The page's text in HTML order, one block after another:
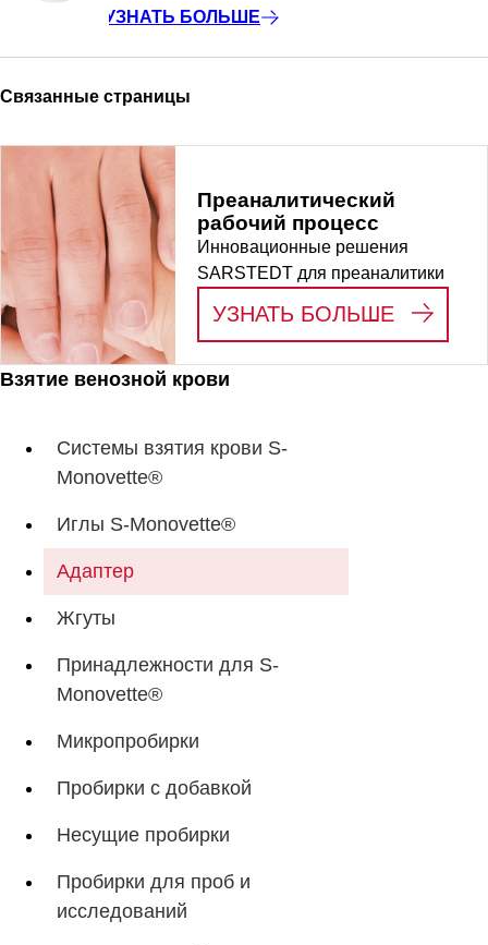
Взятие венозной крови
Системы взятия крови S-
Monovette®
Иглы S-Monovette®
Адаптер
Жгуты
Принадлежности для S-
Monovette®
Микропробирки
Пробирки с добавкой
Несущие пробирки
Пробирки для проб и
исследований
УЗНАТЬ БОЛЬШЕ
Связанные страницы
Преаналитический
рабочий процесс
Инновационные решения
SARSTEDT для преаналитики
УЗНАТЬ БОЛЬШЕ